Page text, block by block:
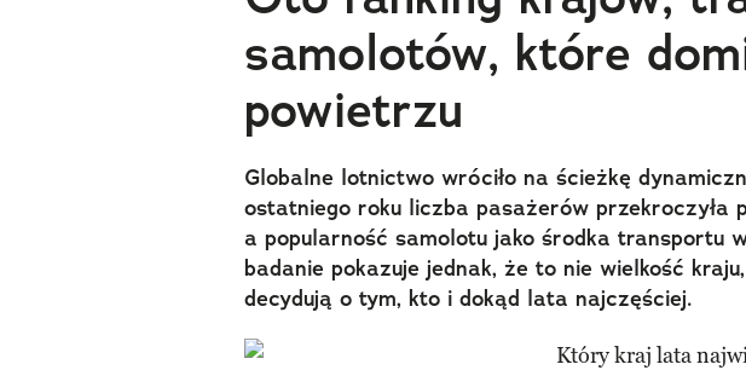
samolotów, które
powietrzu
Globalne lotnictwo wróciło na ścieżkę
ostatniego roku liczba pasażerów przekroczyła
a popularność samolotu jako środka transportu
badanie pokazuje jednak, że to nie wielkość
decydują o tym, kto i dokąd lata najczęściej.